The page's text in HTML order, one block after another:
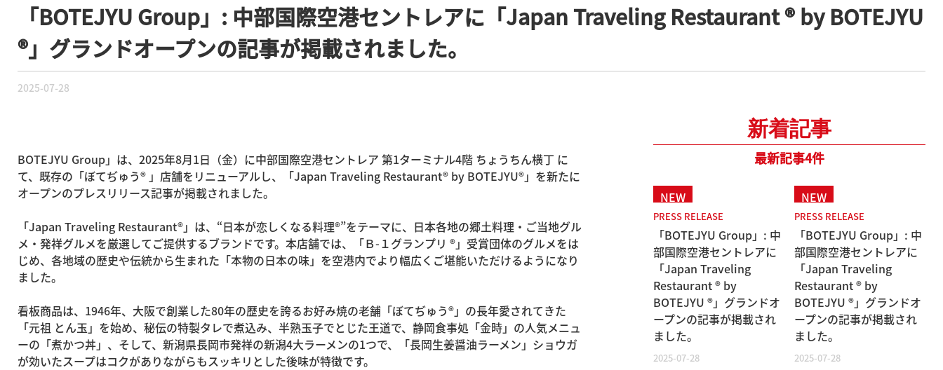
「BOTEJYU Group」: 中部国際空港セントレアに「Japan Traveling Restaurant ® by BOTEJYU
®」グランドオープンの記事が掲載されました。
2025-07-28
BOTEJYU Group」は、2025年8月1日（金）に中部国際空港セントレア 第1ターミナル4階 ちょうちん横丁 に
て、既存の「ぼてぢゅう® 」店舗をリニューアルし、「Japan Traveling Restaurant® by BOTEJYU®」を新たに
オープンのプレスリリース記事が掲載されました。
「Japan Traveling Restaurant®」は、“日本が恋しくなる料理®”をテーマに、日本各地の郷土料理・ご当地グル
メ・発祥グルメを厳選してご提供するブランドです。本店舗では、「Ｂ-１グランプリ ®」受賞団体のグルメをは
じめ、各地域の歴史や伝統から生まれた「本物の日本の味」を空港内でより幅広くご堪能いただけるようになり
ました。
看板商品は、1946年、大阪で創業した80年の歴史を誇るお好み焼の老舗「ぼてぢゅう®︎」の長年愛されてきた
「元祖 とん玉」を始め、秘伝の特製タレで煮込み、半熟玉子でとじた王道で、静岡食事処「金時」の人気メニュ
ーの「煮かつ丼」、そして、新潟県長岡市発祥の新潟4大ラーメンの1つで、「長岡生姜醤油ラーメン」ショウガ
が効いたスープはコクがありながらもスッキリとした後味が特徴です。
新着記事
最新記事4件
PRESS RELEASE
「BOTEJYU Group」: 中
部国際空港セントレアに
「Japan Traveling
Restaurant ® by
BOTEJYU ®」グランドオ
ープンの記事が掲載され
ました。
2025-07-28
PRESS RELEASE
「BOTEJYU Group」: 中
部国際空港セントレアに
「Japan Traveling
Restaurant ® by
BOTEJYU ®」グランドオ
ープンの記事が掲載され
ました。
2025-07-28